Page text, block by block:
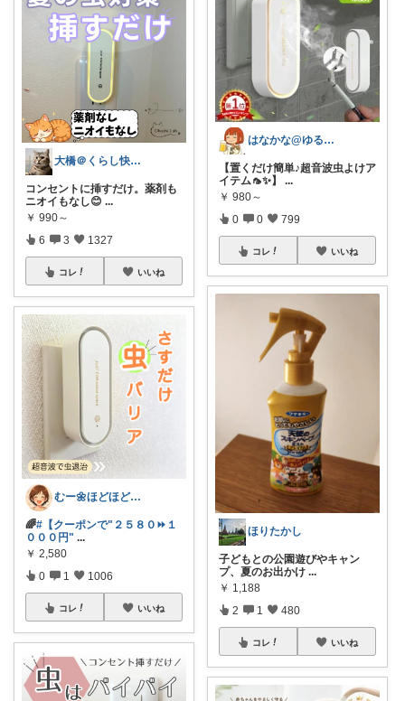
大橋＠くらし快適LAB🌿
コンセントに挿すだけ。薬剤も
ニオイもなし😊 ...
￥ 990～
6 3 1327
コレ いいね
むー🌼ほどほど生活🌼
🌈#【クーポンで"２５８０⏩️１
０００円" ...
￥ 2,580
0 1 1006
コレ いいね
はなかな@ゆるふわ暮らし
【置くだけ簡単♪超音波虫よけア
イテム🦟✨】
...
￥ 980～
0 0 799
コレ いいね
ほりたかし
子どもとの公園遊びやキャン
プ、夏のお出かけ ...
￥ 1,188
2 1 480
コレ いいね